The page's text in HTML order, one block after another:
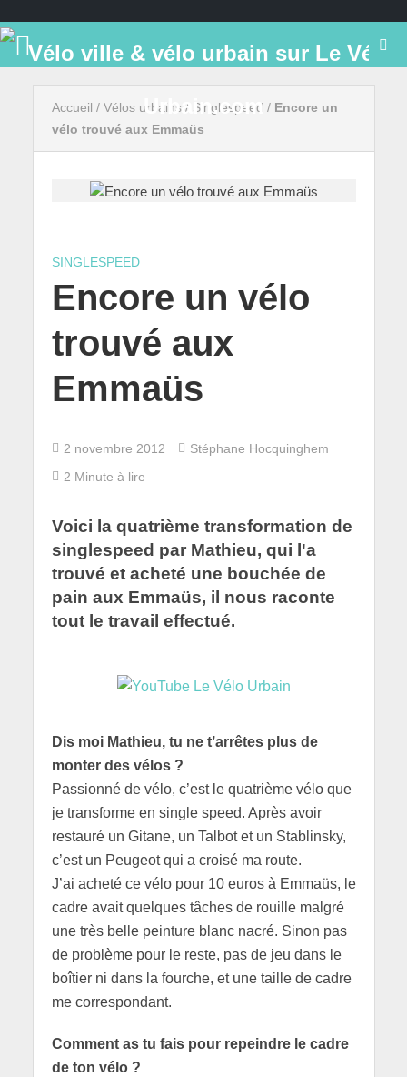
Accueil / Vélos urbains / Singlespeed / Encore un
vélo trouvé aux Emmaüs
SINGLESPEED
Encore un vélo
trouvé aux
Emmaüs
2 novembre 2012
Stéphane Hocquinghem
2 Minute à lire
Voici la quatrième transformation de
singlespeed par Mathieu, qui l'a
trouvé et acheté une bouchée de
pain aux Emmaüs, il nous raconte
tout le travail effectué.
Dis moi Mathieu, tu ne t’arrêtes plus de
monter des vélos ?
Passionné de vélo, c’est le quatrième vélo que
je transforme en single speed. Après avoir
restauré un Gitane, un Talbot et un Stablinsky,
c’est un Peugeot qui a croisé ma route.
J’ai acheté ce vélo pour 10 euros à Emmaüs, le
cadre avait quelques tâches de rouille malgré
une très belle peinture blanc nacré. Sinon pas
de problème pour le reste, pas de jeu dans le
boîtier ni dans la fourche, et une taille de cadre
me correspondant.
Comment as tu fais pour repeindre le cadre
de ton vélo ?